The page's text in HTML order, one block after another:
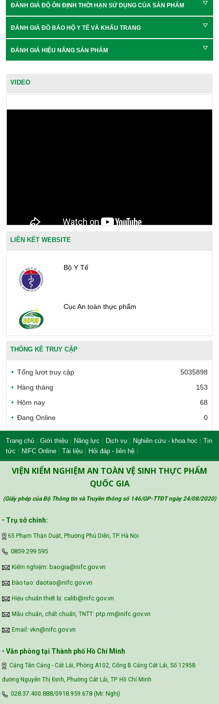
ĐÁNH GIÁ ĐỘ ỔN ĐỊNH THỜI HẠN SỬ DỤNG CỦA SẢN PHẨM
ĐÁNH GIÁ ĐỒ BẢO HỘ Y TẾ VÀ KHẨU TRANG
ĐÁNH GIÁ HIỆU NĂNG SẢN PHẨM
VIDEO
LIÊN KẾT WEBSITE
Bộ Y Tế
Cục An toàn thực phẩm
Văn phòng công nhận chất lượng
Công đoàn Y tế Việt Nam
Safe Food for Growth Project (SAFEGRO)
Vietnam Center for Food Safety Risk
THỐNG KÊ TRUY CẬP
Tổng lượt truy cập
5035898
Hàng tháng
153
Hôm nay
68
Đang Online
0
Trang chủ | Giới thiệu | Năng lực | Dịch vụ | Nghiên cứu - khoa học | Tin
tức | NIFC Online | Tài liệu | Hỏi đáp - liên hệ |
VIỆN KIỂM NGHIỆM AN TOÀN VỆ SINH THỰC PHẨM
QUỐC GIA
(Giấy phép của Bộ Thông tin và Truyền thông số 146/GP-TTĐT ngày 24/08/2020)
• Trụ sở chính:
65 Phạm Thận Duật, Phường Phú Diễn, TP. Hà Nội
‪0859 299 595‬
Kiểm nghiệm: baogia@nifc.gov.vn
Đào tạo: daotao@nifc.gov.vn
Hiệu chuẩn thiết bị: calib@nifc.gov.vn
Mẫu chuẩn, chất chuẩn, TNTT: ptp.rm@nifc.gov.vn
Email: vkn@nifc.gov.vn
• Văn phòng tại Thành phố Hồ Chí Minh
Cảng Tân Cảng - Cát Lái, Phòng A102, Cổng B Cảng Cát Lái, Số 1295B
đường Nguyễn Thị Định, Phường Cát Lái, TP. Hồ Chí Minh
028.37.400.888/0918.959.678 (Mr. Nghị)